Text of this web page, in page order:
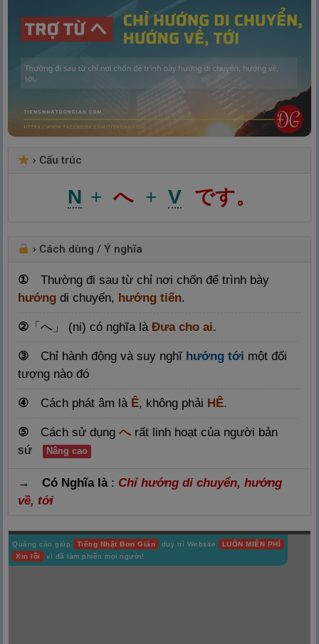
› Cấu trúc
N + へ + V です。
› Cách dùng / Ý nghĩa
① Thường đi sau từ chỉ nơi chốn để trình bày
hướng di chuyến, hướng tiến.
②「 へ」 (ni) có nghĩa là Đưa cho ai.
③ Chỉ hành động và suy nghĩ hướng tới một đối
tượng nào đó
④ Cách phát âm là Ê, không phải HÊ.
⑤ Cách sử dụng へrất linh hoạt của người bản
sứ
Nâng cao
→ Có Nghĩa là: Chỉ hướng di chuyển, hướng
về, tới
Quảng cáo giúp Tiếng Nhật Đơn Giản duy trì Website
LUÔN MIỄN PHÍ
Xin lỗi
vì đã làm phiền mọi người!